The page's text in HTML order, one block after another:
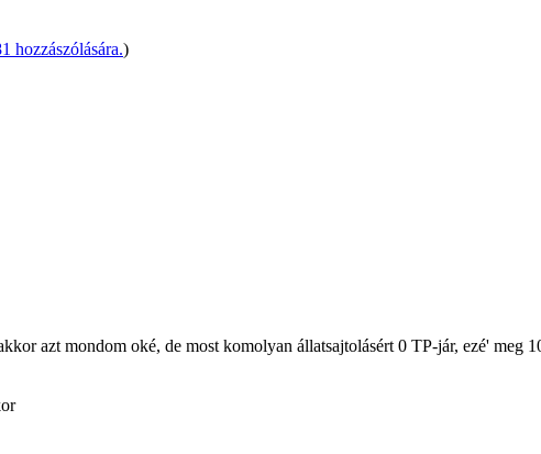
hozzászólására.)
azt mondom oké, de most komolyan állatsajtolásért 0 TP-jár, ezé' meg